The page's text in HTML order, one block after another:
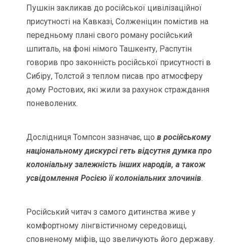
Пушкін закликав до російської цивілізаційної
присутності на Кавказі, Солженіцин помістив на
передньому плані свого роману російський
шпиталь, на фоні німого Ташкенту, Распутін
говорив про законність російської присутності в
Сибіру, Толстой з теплом писав про атмосферу
дому Ростових, які жили за рахунок страждання
поневолених.
Дослідниця Томпсон зазначає, щов російському
національному дискурсі геть відсутня думка про
колоніальну залежність інших народів, а також
усвідомлення Росією її колоніальних злочинів.
Російський читач з самого дитинства живе у
комфортному лінгвістичному середовищі,
сповненому міфів, що звеличують його державу.